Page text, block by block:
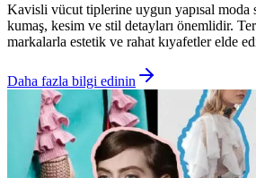
Kavisli vücut tiplerine uygun yapısal moda
kumaş, kesim ve stil detayları önemlidir.
markalarla estetik ve rahat kıyafetler elde
Daha fazla bilgi edinin